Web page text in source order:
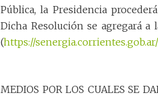
Pública, la Presidencia
Dicha Resolución se agregará a
(https://senergia.corrientes.gob.ar/
MEDIOS POR LOS CUALES SE